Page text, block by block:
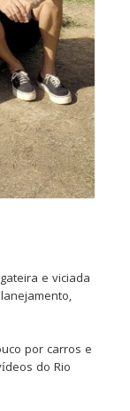
e viciada
por carros e
do Rio